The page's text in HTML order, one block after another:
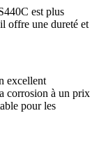
est plus
offre une dureté et
excellent
corrosion à un prix
pour les